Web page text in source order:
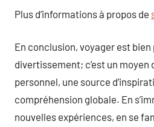
Plus d’informations à propos de
En conclusion, voyager est bien
divertissement; c’est un
personnel, une source
compréhension globale. En
nouvelles expériences, en se